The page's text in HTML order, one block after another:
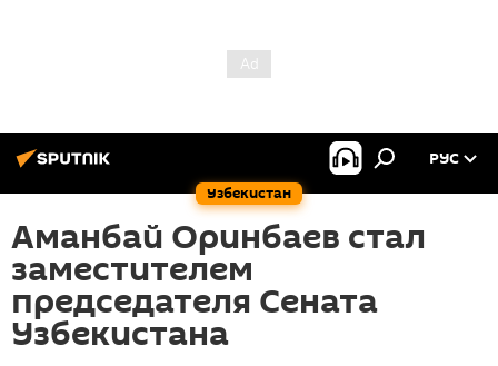
Узбекистан
РУС
Аманбай Оринбаев стал
заместителем
председателя Сената
Узбекистана